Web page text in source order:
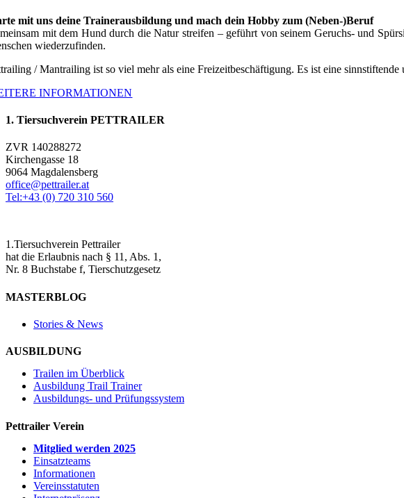
mit uns deine Trainerausbildung und mach dein Hobby zum (Neben-)Beruf
mit dem Hund durch die Natur streifen – geführt von seinem Geruchs- und
wiederzufinden.
/ Mantrailing ist so viel mehr als eine Freizeitbeschäftigung. Es ist eine
INFORMATIONEN
1. Tiersuchverein PETTRAILER
ZVR 140288272
Kirchengasse 18
9064 Magdalensberg
office@pettrailer.at
Tel:+43 (0) 720 310 560
1.Tiersuchverein Pettrailer
hat die Erlaubnis nach § 11, Abs. 1,
Nr. 8 Buchstabe f, Tierschutzgesetz
MASTERBLOG
Stories & News
AUSBILDUNG
Trailen im Überblick
Ausbildung Trail Trainer
Ausbildungs- und Prüfungssystem
Pettrailer Verein
Mitglied werden 2025
Einsatzteams
Informationen
Vereinsstatuten